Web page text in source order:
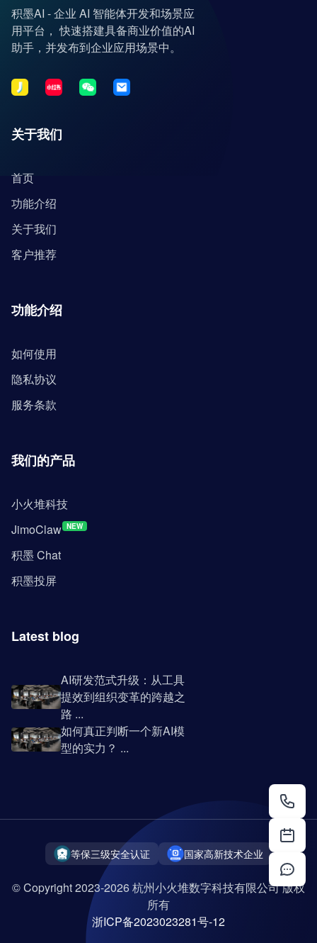
积墨AI - 企业 AI 智能体开发和场景应
用平台， 快速搭建具备商业价值的AI
助手，并发布到企业应用场景中。
关于我们
首页
功能介绍
关于我们
客户推荐
功能介绍
如何使用
隐私协议
服务条款
我们的产品
小火堆科技
JimoClaw NEW
积墨 Chat
积墨投屏
Latest blog
AI研发范式升级：从工具
提效到组织变革的跨越之
路 ...
如何真正判断一个新AI模
型的实力？ ...
等保三级安全认证 国家高新技术企业
© Copyright 2023-2026 杭州小火堆数字科技有限公司 版权
所有
浙ICP备2023023281号-12